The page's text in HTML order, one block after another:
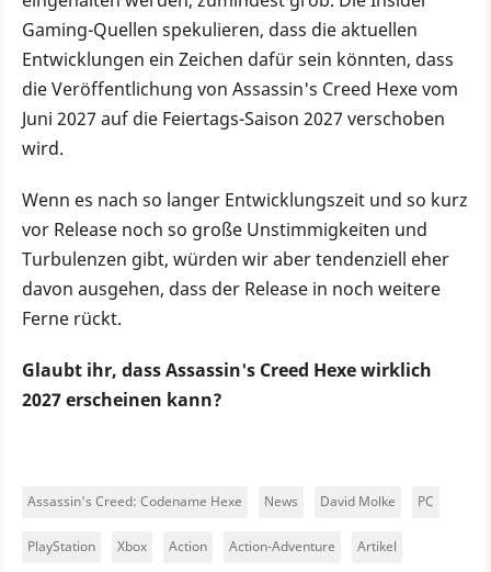
Gaming-Quellen spekulieren, dass die aktuellen
Entwicklungen ein Zeichen dafür sein könnten, dass
die Veröffentlichung von Assassin's Creed Hexe vom
Juni 2027 auf die Feiertags-Saison 2027 verschoben
wird.
Wenn es nach so langer Entwicklungszeit und so kurz
vor Release noch so große Unstimmigkeiten und
Turbulenzen gibt, würden wir aber tendenziell eher
davon ausgehen, dass der Release in noch weitere
Ferne rückt.
Glaubt ihr, dass Assassin's Creed Hexe wirklich
2027 erscheinen kann?
Assassin's Creed: Codename Hexe News David Molke PC
PlayStation Xbox Action Action-Adventure Artikel